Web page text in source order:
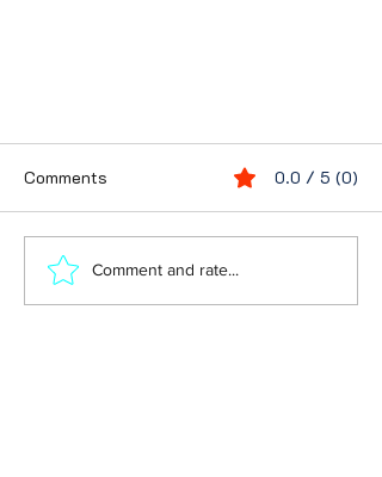
Comments 0.0 / 5 (0)
Comment and rate...